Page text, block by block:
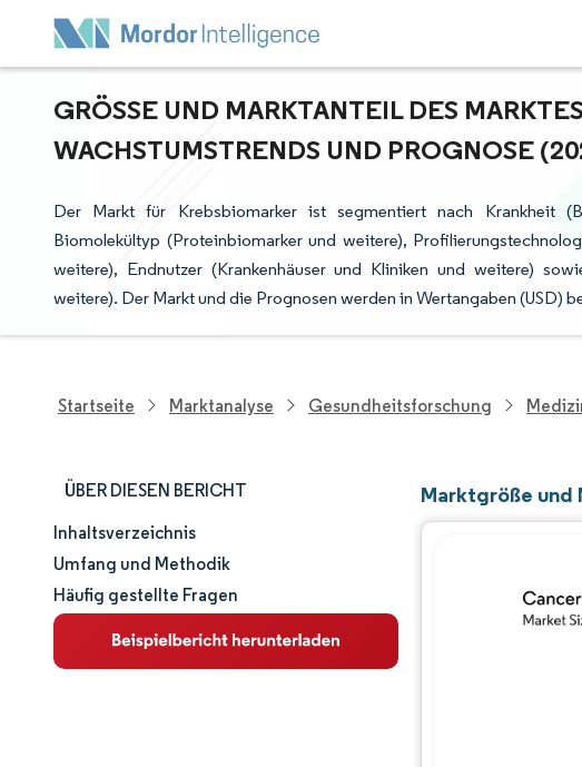
GRÖSSE UND MARKTANTEIL DES MARKTES
ACHSTUMSTRENDS UND PROGNOSE
Der Markt für Krebsbiomarker ist segmentiert nach Krankheit
Biomolekültyp (Proteinbiomarker und weitere),
weitere), Endnutzer (Krankenhäuser und Kliniken und weitere)
weitere). Der Markt und die Prognosen werden in Wertangaben (USD)
Startseite Marktanalyse Gesundheitsforschung
ÜBER DIESEN BERICHT
Marktgröße und -anteil
Marktanalyse
Trends und Einblicke
Inhaltsverzeichnis
Umfang und Methodik
Häufig gestellte Fragen
Marktgröße